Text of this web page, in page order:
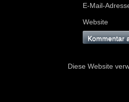
E-Mail-
Website
Diese Website